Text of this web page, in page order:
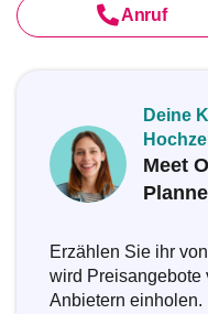
Anruf
Deine
Meet
Erzählen Sie ihr
wird Preisangebote
Anbietern einholen.